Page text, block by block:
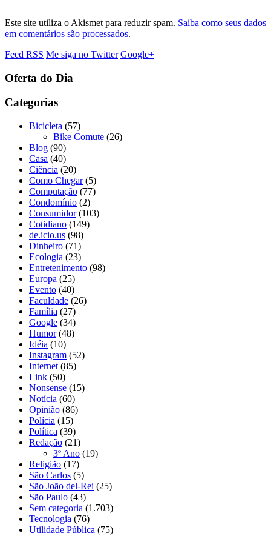
Este site utiliza o Akismet para reduzir spam. Saiba como seus dados
em comentários são processados.
Feed RSS Me siga no Twitter Google+
Oferta do Dia
Categorias
Bicicleta (57)
Bike Comute (26)
Blog (90)
Casa (40)
Ciência (20)
Como Chegar(5)
Computação (77)
Condomínio (2)
Consumidor(103)
Cotidiano (149)
de.icio.us (98)
Dinheiro (71)
Ecologia (23)
Entretenimento (98)
Europa (25)
Evento (40)
Faculdade (26)
Família (27)
Google (34)
Humor(48)
Idéia (10)
Instagram (52)
Internet (85)
Link (50)
Nonsense (15)
Notícia (60)
Opinião (86)
Polícia (15)
Política (39)
Redação (21)
3º Ano (19)
Religião (17)
São Carlos (5)
São João del-Rei (25)
São Paulo (43)
Sem categoria (1.703)
Tecnologia (76)
Utilidade Pública (75)